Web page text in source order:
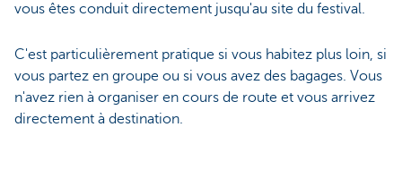
vous êtes conduit directement jusqu'au site du festival.
C'est particulièrement pratique si vous habitez plus loin, si
vous partez en groupe ou si vous avez des bagages. Vous
n'avez rien à organiser en cours de route et vous arrivez
directement à destination.